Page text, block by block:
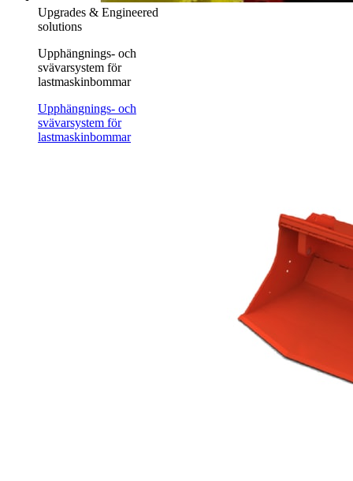
Upgrades & Engineered
solutions
Upphängnings- och
svävarsystem för
lastmaskinbommar
Upphängnings- och
svävarsystem för
lastmaskinbommar